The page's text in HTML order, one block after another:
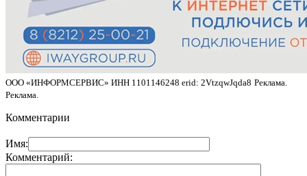
ООО «ИНФОРМСЕРВИС» ИНН 1101146248 erid: 2VtzqwJqda8 Реклама.
Реклама.
Комментарии
Имя:
Комментарий: